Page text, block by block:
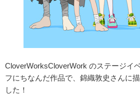
CloverWorksCloverWork のステージイ
フにちなんだ作品で、錦織敦史さんに
した！